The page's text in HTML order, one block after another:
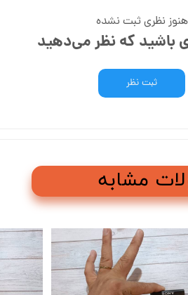
هنوز نظری ثبت نشده
باشید که نظر می‌دهید
ثبت نظر
مشابه